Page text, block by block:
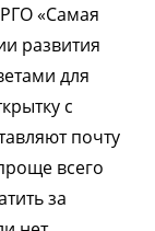
«Самая
развития
для
с
почту
всего
за